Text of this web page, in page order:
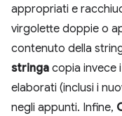
appropriati e
virgolette doppie o
contenuto della
stringa copia invece
elaborati (inclusi i
negli appunti. Infine,